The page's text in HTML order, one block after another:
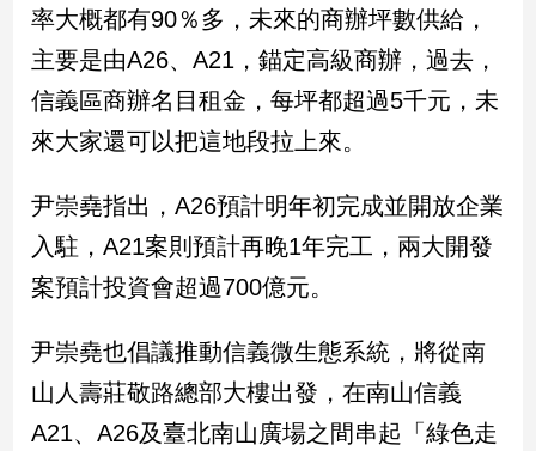
流
行/
時
尚
追
生
活
建
築/
室
設
率大概都有90％多，未來的商辦坪數供給，
主要是由A26、A21，錨定高級商辦，過去，
信義區商辦名目租金，每坪都超過5千元，未
來大家還可以把這地段拉上來。
尹崇堯指出，A26預計明年初完成並開放企業
入駐，A21案則預計再晚1年完工，兩大開發
案預計投資會超過700億元。
尹崇堯也倡議推動信義微生態系統，將從南
山人壽莊敬路總部大樓出發，在南山信義
A21、A26及臺北南山廣場之間串起「綠色走